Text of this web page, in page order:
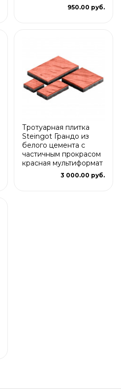
950.00 руб.
Тротуарная плитка
Steingot Грандо из
белого цемента с
частичным прокрасом
красная мультиформат
3 000.00 руб.